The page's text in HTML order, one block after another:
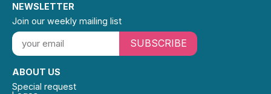
ABOUT US
Special request
NEWSLETTER
Join our weekly mailing list
SUBSCRIBE